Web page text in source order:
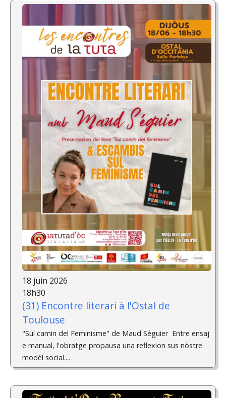
18 juin 2026
18h30
(31) Encontre literari à l'Ostal de
Toulouse
"Sul camin del Feminisme" de Maud Séguier ­ Entre ensaj
e manual, l'obratge propausa una reflexion sus nòstre
modèl social....